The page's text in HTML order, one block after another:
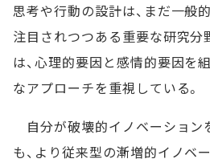
思考や行動の設計は、まだ一般
注目されつつある重要な研究分
は、心理的要因と感情的要因を
なアプローチを重視している。
自分が破壊的イノベーション
も、より従来型の漸増的イノベ